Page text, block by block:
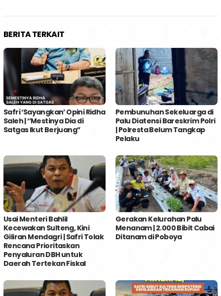
BERITA TERKAIT
Safri ‘Sayangkan’ Opini Ridha
Saleh | ‘’Mestinya Dia di
Satgas Ikut Berjuang’’
Pembunuhan Sekeluarga di
Palu Diatensi Bareskrim Polri
| Polresta Belum Tangkap
Pelaku
Usai Menteri Bahlil
Kecewakan Sulteng, Kini
Giliran Mendagri | Safri Tolak
Rencana Prioritaskan
Penyaluran DBH untuk
Daerah Tertekan Fiskal
Gerakan Kelurahan Palu
Menanam | 2.000 Bibit Cabai
Ditanam di Poboya